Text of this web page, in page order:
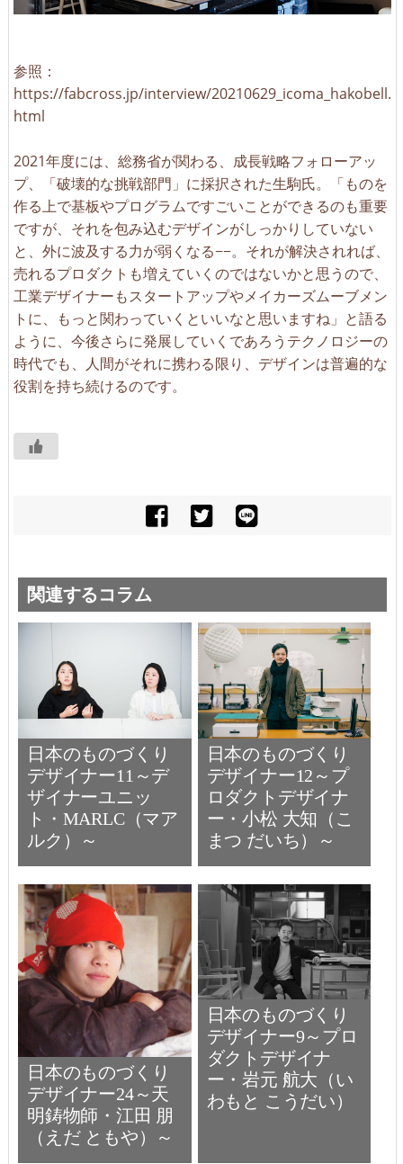
参照：
https://fabcross.jp/interview/20210629_icoma_hakobell.
html
2021年度には、総務省が関わる、成長戦略フォローアッ
プ、「破壊的な挑戦部門」に採択された生駒氏。「ものを
作る上で基板やプログラムですごいことができるのも重要
ですが、それを包み込むデザインがしっかりしていない
と、外に波及する力が弱くなる−−。それが解決されれば、
売れるプロダクトも増えていくのではないかと思うので、
工業デザイナーもスタートアップやメイカーズムーブメン
トに、もっと関わっていくといいなと思いますね」と語る
ように、今後さらに発展していくであろうテクノロジーの
時代でも、人間がそれに携わる限り、デザインは普遍的な
役割を持ち続けるのです。
関連するコラム
日本のものづくり
デザイナー11～デ
ザイナーユニッ
ト・MARLC（マア
ルク）～
日本のものづくり
デザイナー12～プ
ロダクトデザイナ
ー・小松 大知（こ
まつ だいち）～
日本のものづくり
デザイナー24～天
明鋳物師・江田 朋
（えだ ともや）～
日本のものづくり
デザイナー9～プロ
ダクトデザイナ
ー・岩元 航大（い
わもと こうだい）